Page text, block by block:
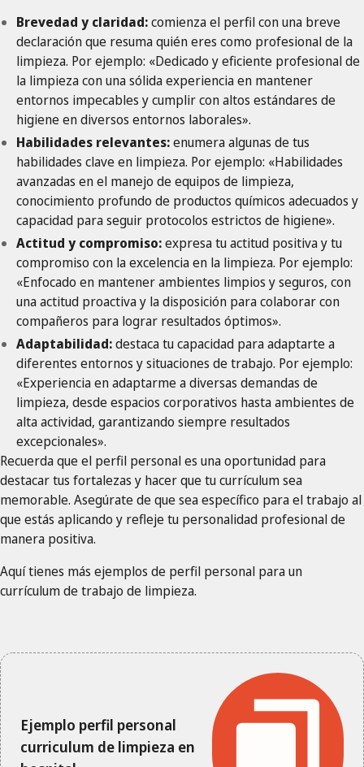
Brevedad y claridad:comienza el perfil con una breve
declaración que resuma quién eres como profesional de la
limpieza. Por ejemplo: «Dedicado y eficiente profesional de
la limpieza con una sólida experiencia en mantener
entornos impecables y cumplir con altos estándares de
higiene en diversos entornos laborales».
Habilidades relevantes:enumera algunas de tus
habilidades clave en limpieza. Por ejemplo: «Habilidades
avanzadas en el manejo de equipos de limpieza,
conocimiento profundo de productos químicos adecuados y
capacidad para seguir protocolos estrictos de higiene».
Actitud y compromiso:expresa tu actitud positiva y tu
compromiso con la excelencia en la limpieza. Por ejemplo:
«Enfocado en mantener ambientes limpios y seguros, con
una actitud proactiva y la disposición para colaborar con
compañeros para lograr resultados óptimos».
Adaptabilidad:destaca tu capacidad para adaptarte a
diferentes entornos y situaciones de trabajo. Por ejemplo:
«Experiencia en adaptarme a diversas demandas de
limpieza, desde espacios corporativos hasta ambientes de
alta actividad, garantizando siempre resultados
excepcionales».
Recuerda que el perfil personal es una oportunidad para
destacar tus fortalezas y hacer que tu currículum sea
memorable. Asegúrate de que sea específico para el trabajo al
que estás aplicando y refleje tu personalidad profesional de
manera positiva.
Aquí tienes más ejemplos de perfil personal para un
currículum de trabajo de limpieza.
Ejemplo perfil personal
curriculum de limpieza en